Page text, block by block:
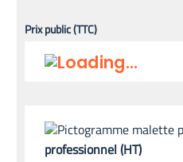
Prix public (TTC)
professionnel (HT)